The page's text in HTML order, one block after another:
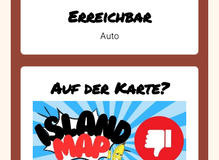
Erreichbar
Auto
Auf der Karte?